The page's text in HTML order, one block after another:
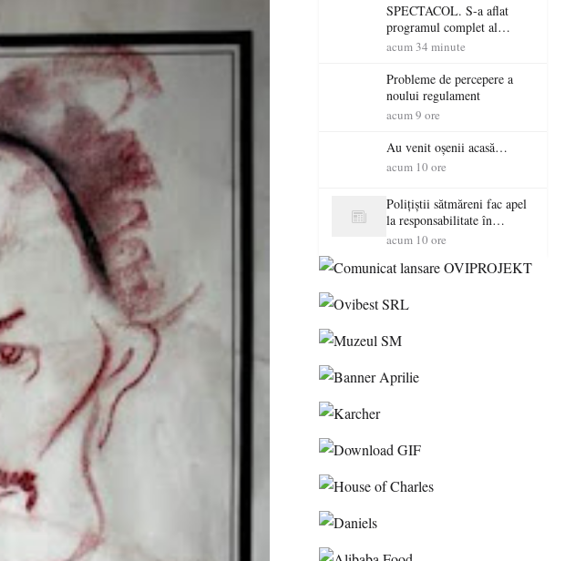
SPECTACOL. S-a aflat
programul complet al
Sărbătorii Castanelor 2026!
Rimes, Killa Fonic, Zdob și
Zdub și Fuego vin la Baia
acum 34 minute
Probleme de percepere a
noului regulament
acum 9 ore
Au venit oșenii acasă…
acum 10 ore
Polițiștii sătmăreni fac apel
la responsabilitate în
trafic…
acum 10 ore